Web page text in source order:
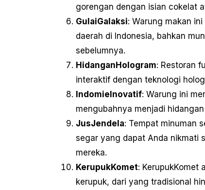
gorengan dengan isian cokelat
GulaiGalaksi: Warung makan
daerah di Indonesia, bahkan
sebelumnya.
HidanganHologram: Restoran
interaktif dengan teknologi
IndomieInovatif: Warung ini
mengubahnya menjadi
JusJendela: Tempat minuman
segar yang dapat Anda nikmati
mereka.
KerupukKomet: KerupukKomet
kerupuk, dari yang tradisional